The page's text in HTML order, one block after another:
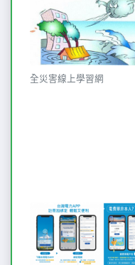
全災害線上學習網